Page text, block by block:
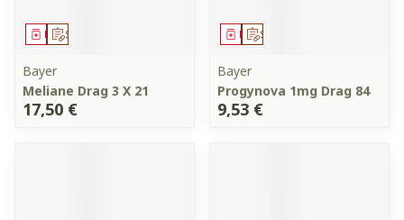
Sur prescription
Médicament
Bayer
Meliane Drag 3 X 21
17,50 €
Sur prescription
Médicament
Bayer
Progynova 1mg Drag 84
9,53 €